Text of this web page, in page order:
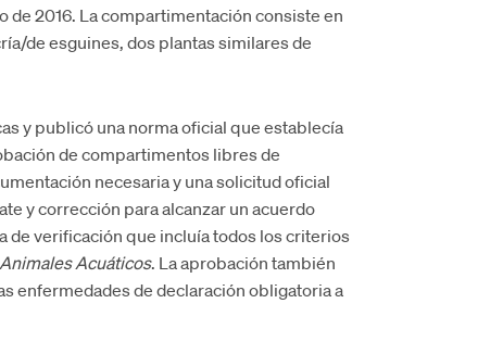
de 2016. La compartimentación consiste en
de esguines, dos plantas similares de
y publicó una norma oficial que establecía
de compartimentos libres de
necesaria y una solicitud oficial
y corrección para alcanzar un acuerdo
de verificación que incluía todos los criterios
Acuáticos. La aprobación también
enfermedades de declaración obligatoria a